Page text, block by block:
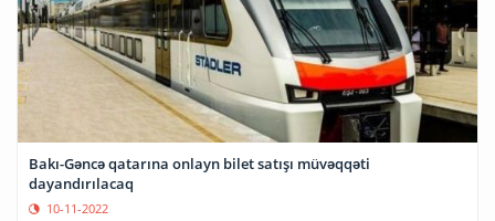
Bakı-Gəncə qatarına onlayn bilet satışı müvəqqəti
dayandırılacaq
10-11-2022